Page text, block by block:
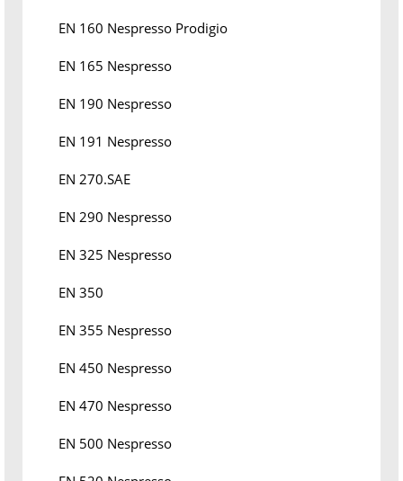
EN 160 Nespresso Prodigio
EN 165 Nespresso
EN 190 Nespresso
EN 191 Nespresso
EN 270.SAE
EN 290 Nespresso
EN 325 Nespresso
EN 350
EN 355 Nespresso
EN 450 Nespresso
EN 470 Nespresso
EN 500 Nespresso